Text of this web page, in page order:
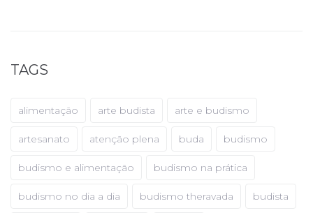
TAGS
alimentação arte budista arte e budismo
artesanato atenção plena buda budismo
budismo e alimentação budismo na prática
budismo no dia a dia budismo theravada budista